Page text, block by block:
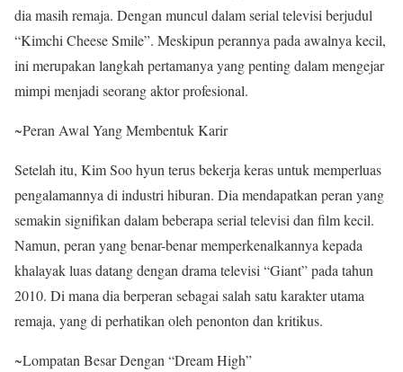
dia masih remaja. Dengan muncul dalam serial televisi berjudul
“Kimchi Cheese Smile”. Meskipun perannya pada awalnya kecil,
ini merupakan langkah pertamanya yang penting dalam mengejar
mimpi menjadi seorang aktor profesional.
~Peran Awal Yang Membentuk Karir
Setelah itu, Kim Soo hyun terus bekerja keras untuk memperluas
pengalamannya di industri hiburan. Dia mendapatkan peran yang
semakin signifikan dalam beberapa serial televisi dan film kecil.
Namun, peran yang benar-benar memperkenalkannya kepada
khalayak luas datang dengan drama televisi “Giant” pada tahun
2010. Di mana dia berperan sebagai salah satu karakter utama
remaja, yang di perhatikan oleh penonton dan kritikus.
~Lompatan Besar Dengan “Dream High”